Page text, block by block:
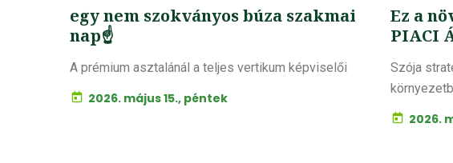
egy nem szokványos búza szakmai
nap☝️
A prémium asztalánál a teljes vertikum képviselői
2026. május 15., péntek
Ez a
PIACI
Szója
2026.